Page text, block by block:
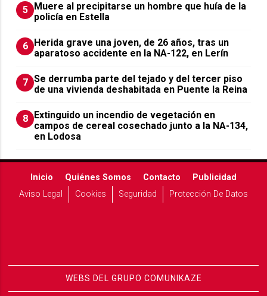
5 Muere al precipitarse un hombre que huía de la
policía en Estella
6 Herida grave una joven, de 26 años, tras un
aparatoso accidente en la NA-122, en Lerín
7 Se derrumba parte del tejado y del tercer piso
de una vivienda deshabitada en Puente la Reina
8 Extinguido un incendio de vegetación en
campos de cereal cosechado junto a la NA-134,
en Lodosa
Inicio Quiénes Somos Contacto
Publicidad
Aviso Legal
Cookies Seguridad Protección De Datos
WEBS DEL GRUPO COMUNIKAZE